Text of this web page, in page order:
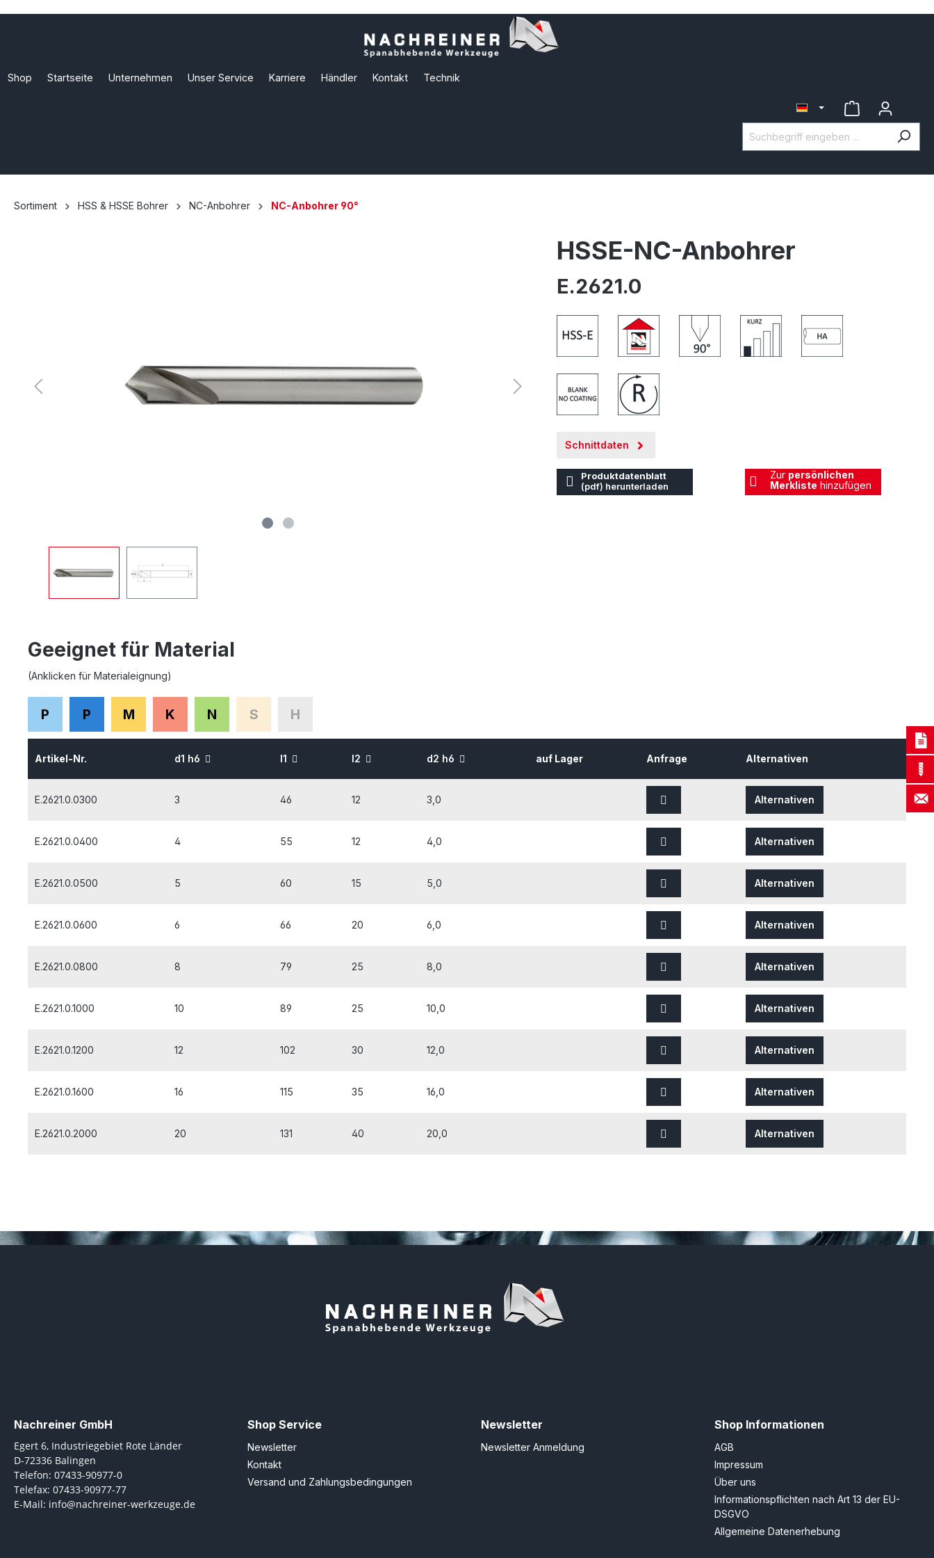
Shop Startseite Unternehmen Unser Service Karriere Händler Kontakt Technik
Sortiment HSS & HSSE Bohrer NC-Anbohrer NC-Anbohrer 90°
HSSE-NC-Anbohrer
E.2621.0
Schnittdaten
Produktdatenblatt
(pdf) herunterladen
Zur persönlichen
Merkliste hinzufügen
Geeignet für Material
(Anklicken für Materialeignung)
P P M K N S H
Artikel-Nr. d1 h6 l1 l2 d2 h6 auf Lager Anfrage Alternativen
E.2621.0.0300 3 46 12 3,0 Alternativen
E.2621.0.0400 4 55 12 4,0 Alternativen
E.2621.0.0500 5 60 15 5,0 Alternativen
E.2621.0.0600 6 66 20 6,0 Alternativen
E.2621.0.0800 8 79 25 8,0 Alternativen
E.2621.0.1000 10 89 25 10,0 Alternativen
E.2621.0.1200 12 102 30 12,0 Alternativen
E.2621.0.1600 16 115 35 16,0 Alternativen
E.2621.0.2000 20 131 40 20,0 Alternativen
Nachreiner GmbH
Egert 6, Industriegebiet Rote Länder
D-72336 Balingen
Telefon: 07433-90977-0
Telefax: 07433-90977-77
E-Mail: info@nachreiner-werkzeuge.de
Shop Service
Newsletter
Kontakt
Versand und Zahlungsbedingungen
Newsletter
Newsletter Anmeldung
Shop Informationen
AGB
Impressum
Über uns
Informationspflichten nach Art 13 der EU-
DSGVO
Allgemeine Datenerhebung